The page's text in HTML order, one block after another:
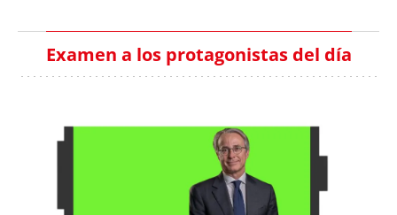
Examen a los protagonistas del día